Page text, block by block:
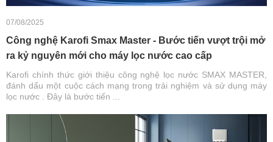
07/08/2025
Công nghệ Karofi Smax Master - Bước tiến vượt trội mở
ra kỷ nguyên mới cho máy lọc nước cao cấp
Karofi chính thức giới thiệu công nghệ lọc nước SMAX MASTER,
đánh dấu một cuộc cách mạng trong trải nghiệm và sử dụng máy
lọc nước . Đây là bước tiến ...